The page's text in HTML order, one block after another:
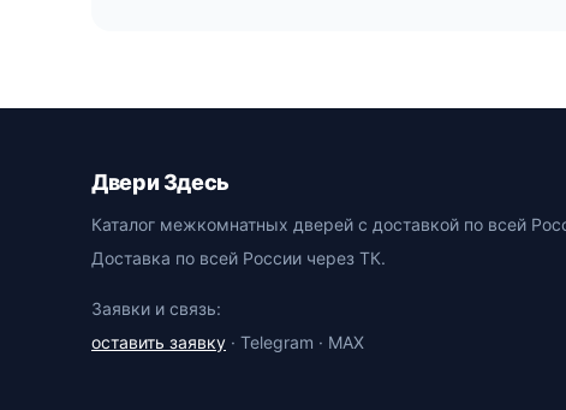
Двери Здесь
Каталог межкомнатных дверей с доставкой по всей
Доставка по всей России через ТК.
Заявки и связь:
оставить заявку · Telegram · MAX